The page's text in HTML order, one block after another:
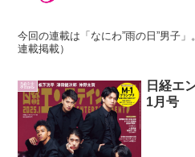
今回の連載は「なにわ”雨の日”男子
連載掲載）
雑誌
日経エ
1月号